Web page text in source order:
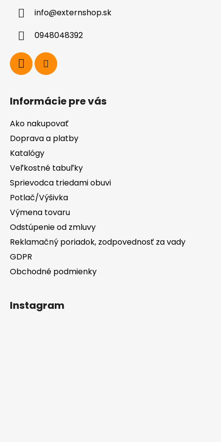
info@externshop.sk
0948048392
Informácie pre vás
Ako nakupovať
Doprava a platby
Katalógy
Veľkostné tabuľky
Sprievodca triedami obuvi
Potlač/Výšivka
Výmena tovaru
Odstúpenie od zmluvy
Reklamačný poriadok, zodpovednosť za vady
GDPR
Obchodné podmienky
Instagram